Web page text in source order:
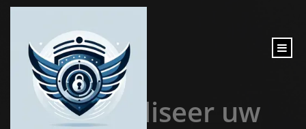
inhoud
Optimaliseer uw